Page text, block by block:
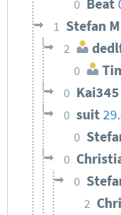
0 Beat
1 Stefan
2
0
0 Kai345
0 suit
0
0
0
2